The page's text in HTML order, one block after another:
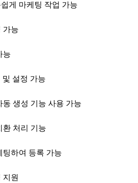
쉽게 마케팅 작업 가능
가능
능
및 설정 가능
동 생성 기능 사용 가능
환 처리 기능
팅하여 등록 가능
지원